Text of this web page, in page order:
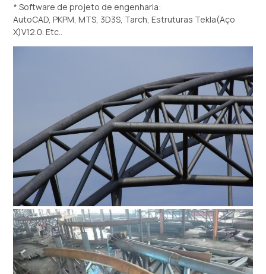
* Software de projeto de engenharia:
AutoCAD, PKPM, MTS, 3D3S, Tarch, Estruturas Tekla(Aço
X)V12.0. Etc..